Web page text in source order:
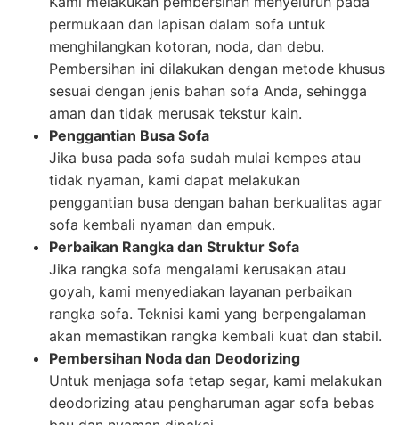
permukaan dan lapisan dalam sofa untuk
menghilangkan kotoran, noda, dan debu.
Pembersihan ini dilakukan dengan metode khusus
sesuai dengan jenis bahan sofa Anda, sehingga
aman dan tidak merusak tekstur kain.
Penggantian Busa Sofa
Jika busa pada sofa sudah mulai kempes atau
tidak nyaman, kami dapat melakukan
penggantian busa dengan bahan berkualitas agar
sofa kembali nyaman dan empuk.
Perbaikan Rangka dan Struktur Sofa
Jika rangka sofa mengalami kerusakan atau
goyah, kami menyediakan layanan perbaikan
rangka sofa. Teknisi kami yang berpengalaman
akan memastikan rangka kembali kuat dan stabil.
Pembersihan Noda dan Deodorizing
Untuk menjaga sofa tetap segar, kami melakukan
deodorizing atau pengharuman agar sofa bebas